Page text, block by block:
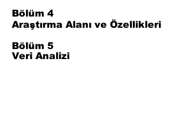
Bölüm 4
Araştırma Alanı ve Özellikleri
Bölüm 5
Veri Analizi